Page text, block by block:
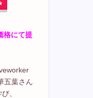
格にて提
五葉さん
、